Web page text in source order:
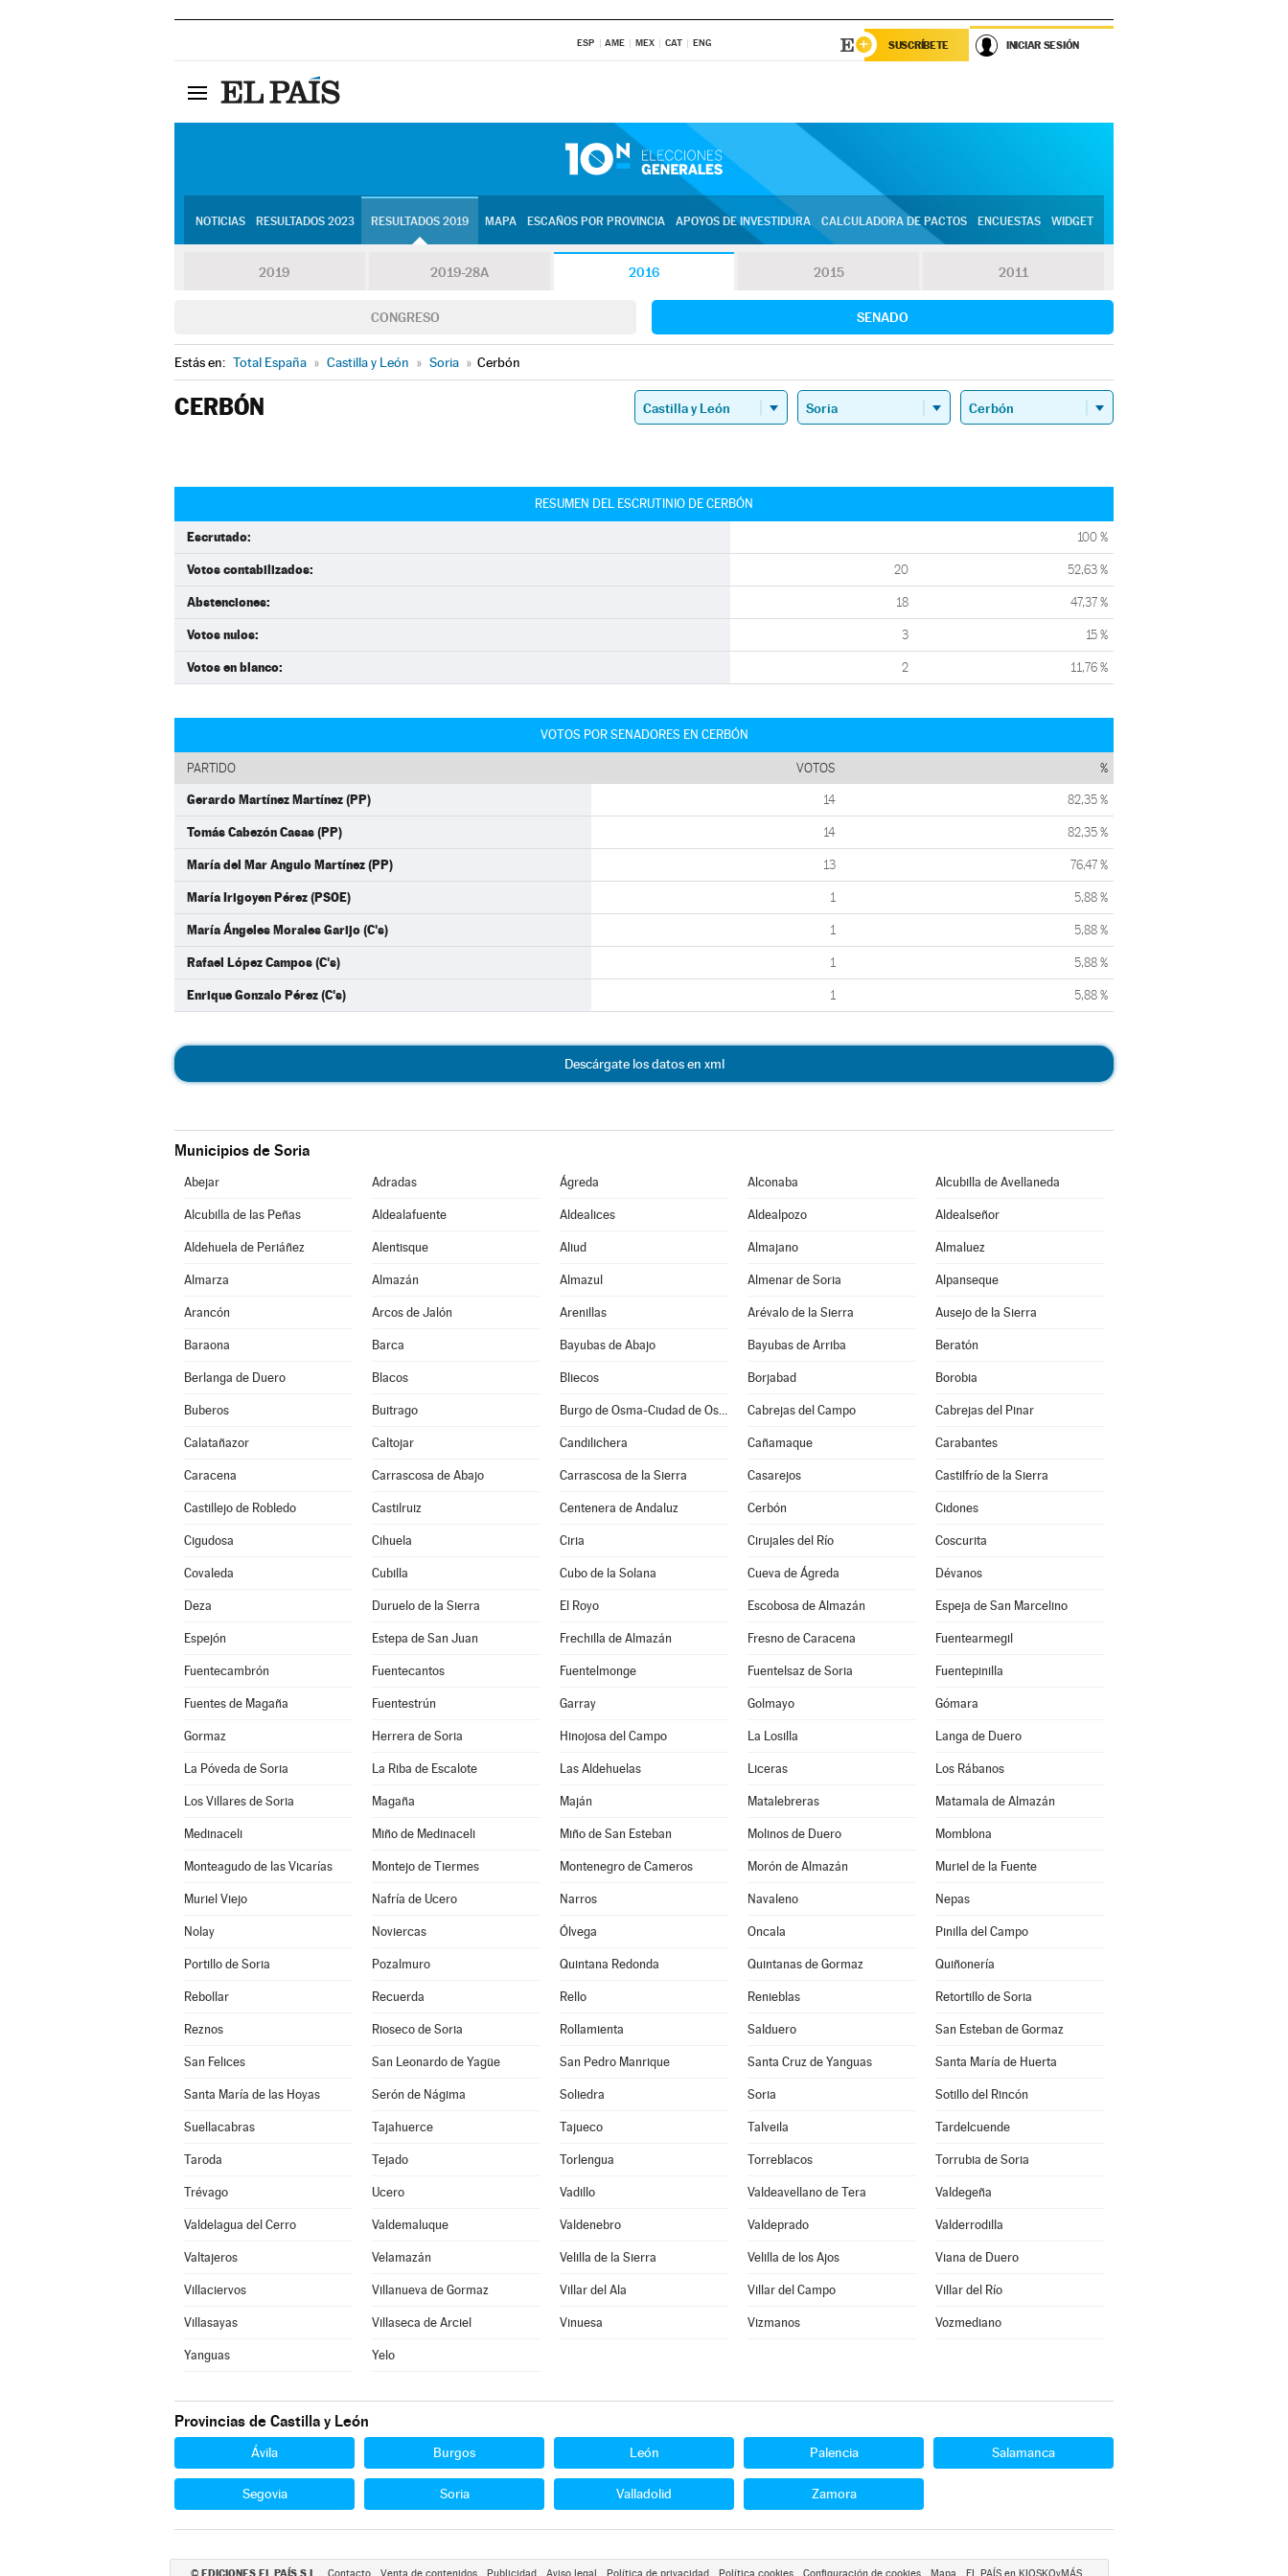
ESP AME MEX CAT ENG SUSCRÍBETE INICIAR SESIÓN
NOTICIAS RESULTADOS 2023 RESULTADOS 2019 MAPA ESCAÑOS POR PROVINCIA APOYOS DE INVESTIDURA CALCULADORA DE PACTOS ENCUESTAS WIDGET
2019 2019-28A 2016 2015 2011
CONGRESO SENADO
Estás en: Total España » Castilla y León » Soria » Cerbón
CERBÓN
RESUMEN DEL ESCRUTINIO DE CERBÓN
Escrutado: 100 %
Votos contabilizados: 20 52,63 %
Abstenciones: 18 47,37 %
Votos nulos: 3 15 %
Votos en blanco: 2 11,76 %
VOTOS POR SENADORES EN CERBÓN
PARTIDO VOTOS %
Gerardo Martínez Martínez (PP) 14 82,35 %
Tomás Cabezón Casas (PP) 14 82,35 %
María del Mar Angulo Martínez (PP) 13 76,47 %
María Irigoyen Pérez (PSOE) 1 5,88 %
María Ángeles Morales Garijo (C's) 1 5,88 %
Rafael López Campos (C's) 1 5,88 %
Enrique Gonzalo Pérez (C's) 1 5,88 %
Descárgate los datos en xml
Municipios de Soria
Abejar Adradas Ágreda Alconaba Alcubilla de Avellaneda
Alcubilla de las Peñas Aldealafuente Aldealices Aldealpozo Aldealseñor
Aldehuela de Periáñez Alentisque Aliud Almajano Almaluez
Almarza Almazán Almazul Almenar de Soria Alpanseque
Arancón Arcos de Jalón Arenillas Arévalo de la Sierra Ausejo de la Sierra
Baraona Barca Bayubas de Abajo Bayubas de Arriba Beratón
Berlanga de Duero Blacos Bliecos Borjabad Borobia
Buberos Buitrago Burgo de Osma-Ciudad de Osma Cabrejas del Campo Cabrejas del Pinar
Calatañazor Caltojar Candilichera Cañamaque Carabantes
Caracena Carrascosa de Abajo Carrascosa de la Sierra Casarejos Castilfrío de la Sierra
Castillejo de Robledo Castilruiz Centenera de Andaluz Cerbón Cidones
Cigudosa Cihuela Ciria Cirujales del Río Coscurita
Covaleda Cubilla Cubo de la Solana Cueva de Ágreda Dévanos
Deza Duruelo de la Sierra El Royo Escobosa de Almazán Espeja de San Marcelino
Espejón Estepa de San Juan Frechilla de Almazán Fresno de Caracena Fuentearmegil
Fuentecambrón Fuentecantos Fuentelmonge Fuentelsaz de Soria Fuentepinilla
Fuentes de Magaña Fuentestrún Garray Golmayo Gómara
Gormaz Herrera de Soria Hinojosa del Campo La Losilla Langa de Duero
La Póveda de Soria La Riba de Escalote Las Aldehuelas Liceras Los Rábanos
Los Villares de Soria Magaña Maján Matalebreras Matamala de Almazán
Medinaceli Miño de Medinaceli Miño de San Esteban Molinos de Duero Momblona
Monteagudo de las Vicarías Montejo de Tiermes Montenegro de Cameros Morón de Almazán Muriel de la Fuente
Muriel Viejo Nafría de Ucero Narros Navaleno Nepas
Nolay Noviercas Ólvega Oncala Pinilla del Campo
Portillo de Soria Pozalmuro Quintana Redonda Quintanas de Gormaz Quiñonería
Rebollar Recuerda Rello Renieblas Retortillo de Soria
Reznos Rioseco de Soria Rollamienta Salduero San Esteban de Gormaz
San Felices San Leonardo de Yagüe San Pedro Manrique Santa Cruz de Yanguas Santa María de Huerta
Santa María de las Hoyas Serón de Nágima Soliedra Soria Sotillo del Rincón
Suellacabras Tajahuerce Tajueco Talveila Tardelcuende
Taroda Tejado Torlengua Torreblacos Torrubia de Soria
Trévago Ucero Vadillo Valdeavellano de Tera Valdegeña
Valdelagua del Cerro Valdemaluque Valdenebro Valdeprado Valderrodilla
Valtajeros Velamazán Velilla de la Sierra Velilla de los Ajos Viana de Duero
Villaciervos Villanueva de Gormaz Villar del Ala Villar del Campo Villar del Río
Villasayas Villaseca de Arciel Vinuesa Vizmanos Vozmediano
Yanguas Yelo
Provincias de Castilla y León
Ávila Burgos León Palencia Salamanca
Segovia Soria Valladolid Zamora
EDICIONES EL PAÍS S.L.